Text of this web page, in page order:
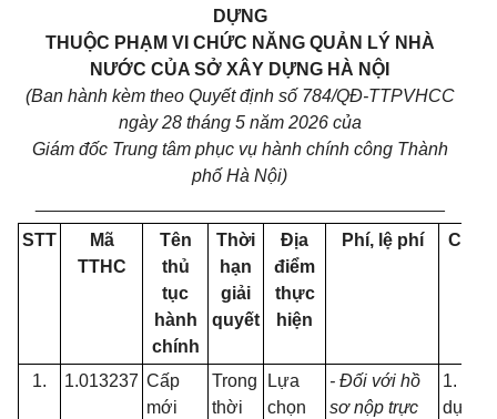
DỰNG
THUỘC PHẠM VI CHỨC NĂNG QUẢN LÝ NHÀ
NƯỚC CỦA SỞ XÂY DỰNG HÀ NỘI
(Ban hành kèm theo Quyết định số 784/QĐ-TTPVHCC
ngày 28 tháng 5 năm 2026 của
Giám đốc Trung tâm phục vụ hành chính công Thành
phố Hà Nội)
STT
Mã
TTHC
Tên
thủ
tục
hành
chính
Thời
hạn
giải
quyết
Địa
điểm
thực
hiện
Phí, lệ phí
Căn
1. 1.013237 Cấp
mới
Trong
thời
Lựa
chọn
- Đối với hồ
sơ nộp trực
1.
dựng